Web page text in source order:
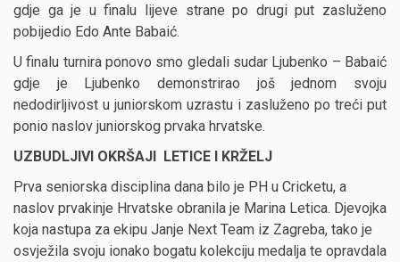
gdje ga je u finalu lijeve strane po drugi put zasluženo
pobijedio Edo Ante Babaić.
U finalu turnira ponovo smo gledali sudar Ljubenko – Babaić
gdje je Ljubenko demonstrirao još jednom svoju
nedodirljivost u juniorskom uzrastu i zasluženo po treći put
ponio naslov juniorskog prvaka hrvatske.
UZBUDLJIVI OKRŠAJI LETICE I KRŽELJ
Prva seniorska disciplina dana bilo je PH u Cricketu, a
naslov prvakinje Hrvatske obranila je Marina Letica. Djevojka
koja nastupa za ekipu Janje Next Team iz Zagreba, tako je
osvježila svoju ionako bogatu kolekciju medalja te opravdala